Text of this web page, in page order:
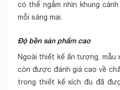
có thể ngắm nhìn khung
mỗi sáng mai.
Độ bền sản phẩm cao
Ngoài thiết kế ấn tượng,
còn được đánh giá cao về
trong thiết kế xích đu đã